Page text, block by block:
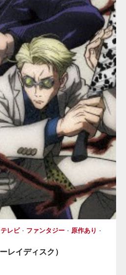
テレビ ファンタジー
原作あり
レイディスク）